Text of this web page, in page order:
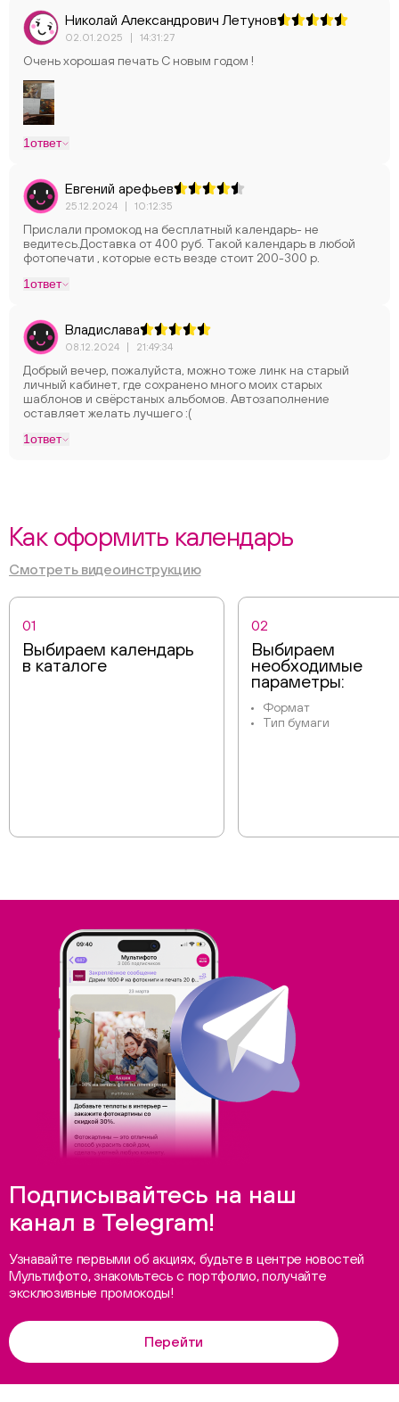
Николай Александрович Летунов
02.01.2025 | 14:31:27
Очень хорошая печать С новым годом !
1ответ
Евгений арефьев
25.12.2024 | 10:12:35
Прислали промокод на бесплатный календарь- не
ведитесь.Доставка от 400 руб. Такой календарь в любой
фотопечати , которые есть везде стоит 200-300 р.
1ответ
Владислава
08.12.2024 | 21:49:34
Добрый вечер, пожалуйста, можно тоже линк на старый
личный кабинет, где сохранено много моих старых
шаблонов и свёрстаных альбомов. Автозаполнение
оставляет желать лучшего :(
1ответ
Как оформить календарь
Смотреть видеоинструкцию
01
Выбираем календарь
в каталоге
02
Выбираем
необходимые
параметры:
Формат
Тип бумаги
Подписывайтесь на наш
канал в Telegram!
Узнавайте первыми об акциях, будьте в центре новостей
Мультифото, знакомьтесь с портфолио, получайте
эксклюзивные промокоды!
Перейти